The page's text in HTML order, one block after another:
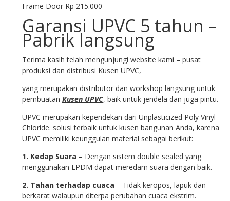
Frame Door Rp 215.000
Garansi UPVC 5 tahun –
Pabrik langsung
Terima kasih telah mengunjungi website kami – pusat
produksi dan distribusi Kusen UPVC,
yang merupakan distributor dan workshop langsung untuk
pembuatan Kusen UPVC, baik untuk jendela dan juga pintu.
UPVC merupakan kependekan dari Unplasticized Poly Vinyl
Chloride. solusi terbaik untuk kusen bangunan Anda, karena
UPVC memiliki keunggulan material sebagai berikut:
1. Kedap Suara – Dengan sistem double sealed yang
menggunakan EPDM dapat meredam suara dengan baik.
2. Tahan terhadap cuaca – Tidak keropos, lapuk dan
berkarat walaupun diterpa perubahan cuaca ekstrim.